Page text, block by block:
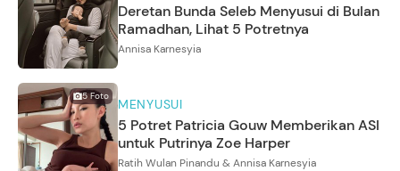
Deretan Bunda Seleb Menyusui di Bulan
Ramadhan, Lihat 5 Potretnya
Annisa Karnesyia
5Foto MENYUSUI
5 Potret Patricia Gouw Memberikan ASI
untuk Putrinya Zoe Harper
Ratih Wulan Pinandu & Annisa Karnesyia